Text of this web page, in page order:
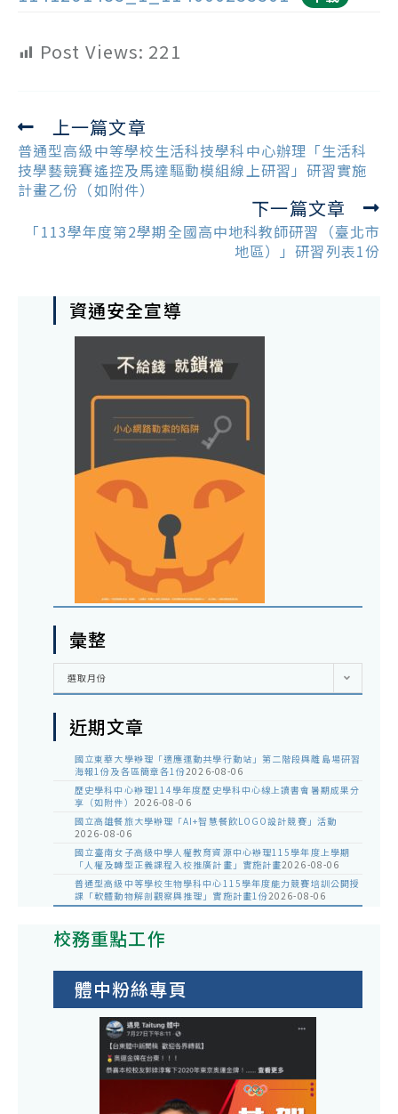
Post Views: 221
Read
more
articles
上一篇文章
普通型高級中等學校生活科技學科中心辦理「生活科
技學藝競賽遙控及馬達驅動模組線上研習」研習實施
計畫乙份（如附件）
下一篇文章
「113學年度第2學期全國高中地科教師研習（臺北市
地區）」研習列表1份
資通安全宣導
彙整
彙
選取月份
近期文章
國立東華大學辦理「適應運動共學行動站」第二階段與離島場研習
海報1份及各區簡章各1份2026-08-06
歷史學科中心辦理114學年度歷史學科中心線上讀書會暑期成果分
享（如附件） 2026-08-06
國立高雄餐旅大學辦理「AI+智慧餐飲LOGO設計競賽」活動
2026-08-06
國立臺南女子高級中學人權教育資源中心辦理115學年度上學期
「人權及轉型正義課程入校推廣計畫」實施計畫2026-08-06
普通型高級中等學校生物學科中心115學年度能力競賽培訓公開授
課「軟體動物解剖觀察與推理」實施計畫1份2026-08-06
校務重點工作
體中粉絲專頁